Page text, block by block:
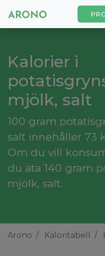
Kalorier i
mjölk, salt
100 gram
salt innehåller 73
Om du vill
du äta 140 gram
mjölk, salt.
Arono Kaloritabell